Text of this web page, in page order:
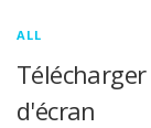
ALL
d'écran